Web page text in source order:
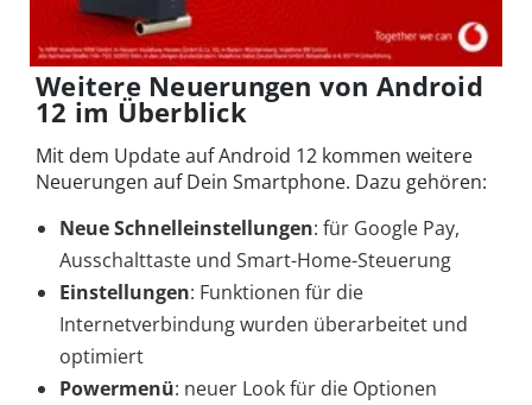
Weitere Neuerungen von Android
12 im Überblick
Mit dem Update auf Android 12 kommen weitere
Neuerungen auf Dein Smartphone. Dazu gehören:
Neue Schnelleinstellungen: für Google Pay,
Ausschalttaste und Smart-Home-Steuerung
Einstellungen: Funktionen für die
Internetverbindung wurden überarbeitet und
optimiert
Powermenü: neuer Look für die Optionen